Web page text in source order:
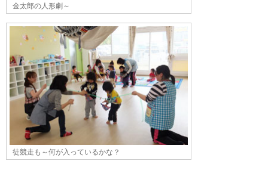
金太郎の人形劇～
徒競走も～何が入っているかな？